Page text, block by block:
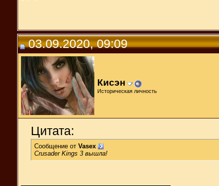
03.09.2020, 09:09
Кисэн
Историческая личность
Цитата:
Сообщение от Vasex
Crusader Kings 3 вышла!